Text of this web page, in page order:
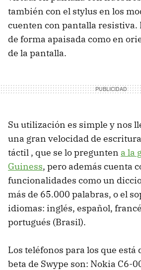
también con el stylus en los
cuenten con pantalla resistiva.
de forma apaisada como en
de la pantalla.
Su utilización es simple y nos
una gran velocidad de
táctil , que se lo pregunten a la
Guiness, pero además cuenta
funcionalidades como un
más de 65.000 palabras, o el
idiomas: inglés, español,
portugués (Brasil).
Los teléfonos para los que está
beta de Swype son: Nokia C6-